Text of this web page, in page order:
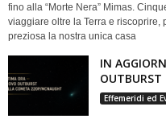
fino alla “Morte Nera” Mimas.
viaggiare oltre la Terra e
preziosa la nostra unica casa
IN
OUTBURST
Effemeridi ed